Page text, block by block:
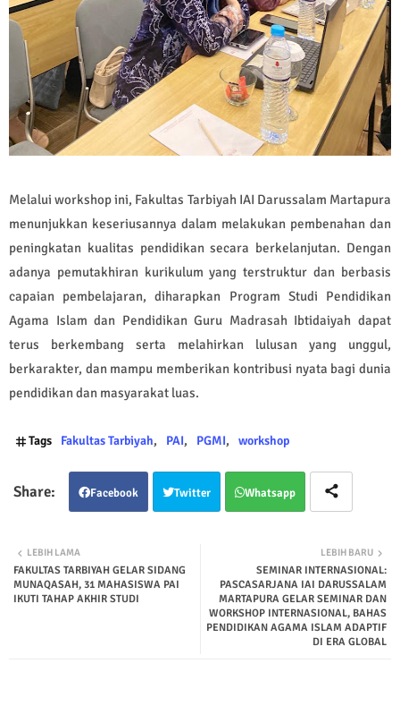
Melalui workshop ini, Fakultas Tarbiyah IAI Darussalam Martapura
menunjukkan keseriusannya dalam melakukan pembenahan dan
peningkatan kualitas pendidikan secara berkelanjutan. Dengan
adanya pemutakhiran kurikulum yang terstruktur dan berbasis
capaian pembelajaran, diharapkan Program Studi Pendidikan
Agama Islam dan Pendidikan Guru Madrasah Ibtidaiyah dapat
terus berkembang serta melahirkan lulusan yang unggul,
berkarakter, dan mampu memberikan kontribusi nyata bagi dunia
pendidikan dan masyarakat luas.
Tags Fakultas Tarbiyah PAI PGMI workshop
Facebook Twitter Whatsapp
LEBIH BARU
SEMINAR INTERNASIONAL:
PASCASARJANA IAI DARUSSALAM
MARTAPURA GELAR SEMINAR DAN
WORKSHOP INTERNASIONAL, BAHAS
PENDIDIKAN AGAMA ISLAM ADAPTIF
DI ERA GLOBAL
LEBIH LAMA
FAKULTAS TARBIYAH GELAR SIDANG
MUNAQASAH, 31 MAHASISWA PAI
IKUTI TAHAP AKHIR STUDI